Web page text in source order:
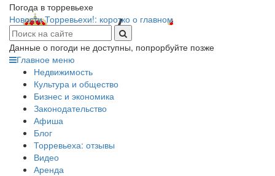
Погода в торревьехе
Новости Торревьехи!: коротко о главном
Данные о погоди не доступны, попрорбуйте позже
Главное меню
Недвижимость
Культура и общество
Бизнес и экономика
Законодательство
Афиша
Блог
Торревьеха: отзывы
Видео
Аренда